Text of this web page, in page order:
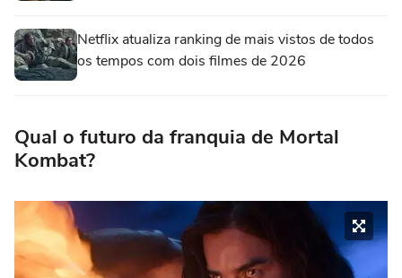
Netflix atualiza ranking de mais vistos de todos
os tempos com dois filmes de 2026
Qual o futuro da franquia de Mortal
Kombat?